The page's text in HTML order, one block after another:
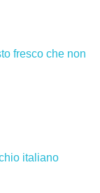
fresco che non
italiano